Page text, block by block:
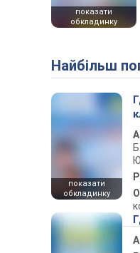
показати
обкладинку
Найбільш
показати
обкладинку